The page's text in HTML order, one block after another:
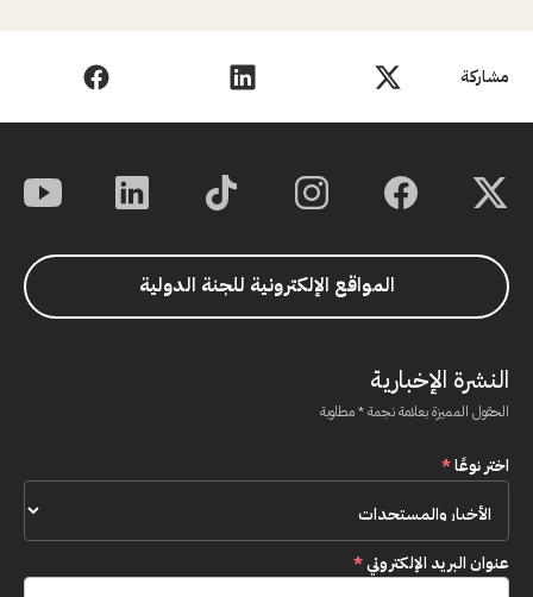
مشاركة
المواقع الإلكترونية للجنة الدولية
النشرة الإخبارية
الحقول المميزة بعلامة نجمة * مطلوبة
اختر نوعًا*
عنوان البريد الإلكتروني*